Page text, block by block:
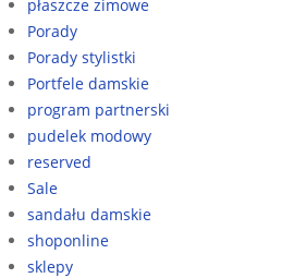
płaszcze zimowe
Porady
Porady stylistki
Portfele damskie
program partnerski
pudelek modowy
reserved
Sale
sandału damskie
shoponline
sklepy